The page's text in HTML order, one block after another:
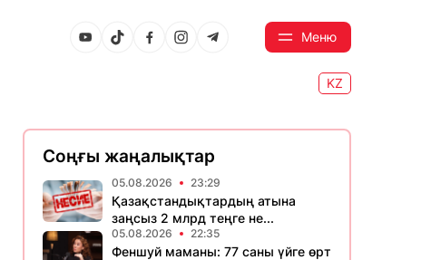
Меню
KZ
Соңғы жаңалықтар
05.08.2026 23:29
Қазақстандықтардың атына
заңсыз 2 млрд теңге не...
05.08.2026 22:35
Феншуй маманы: 77 саны үйге өрт